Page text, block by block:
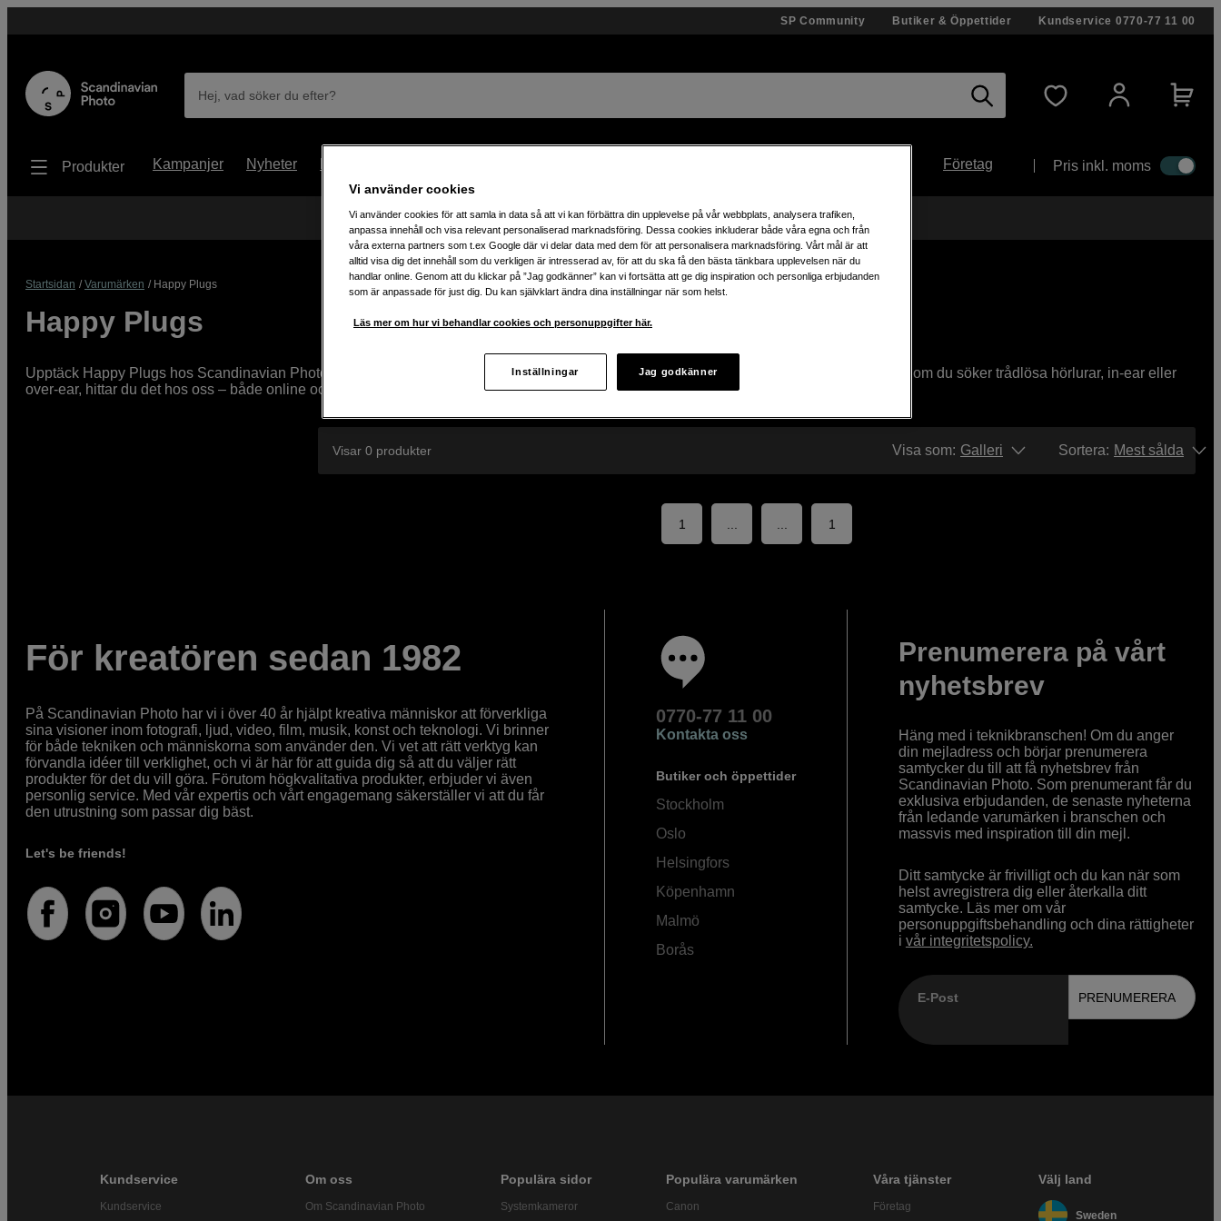
SP Community Butiker & Öppettider Kundservice 0770-77 11 00
Hej, vad söker du efter?
Produkter Kampanjer Nyheter Företag Pris inkl. moms
Startsidan Varumärken Happy Plugs
Happy Plugs
Upptäck Happy Plugs hos Scandinavian Photo! Trendiga och prisvärda hörlurar och ljudtillbehör med stilren skandinavisk design. Oavsett om du söker trådlösa hörlurar, in-ear eller
over-ear, hittar du det hos oss – både online och i butik.
Visar 0 produkter Visa som: Galleri Sortera: Mest sålda
1 1
För kreatören sedan 1982
På Scandinavian Photo har vi i över 40 år hjälpt kreativa människor att förverkliga
sina visioner inom fotografi, ljud, video, film, musik, konst och teknologi. Vi brinner
för både tekniken och människorna som använder den. Vi vet att rätt verktyg kan
förvandla idéer till verklighet, och vi är här för att guida dig så att du väljer rätt
produkter för det du vill göra. Förutom högkvalitativa produkter, erbjuder vi även
personlig service. Med vår expertis och vårt engagemang säkerställer vi att du får
den utrustning som passar dig bäst.
Let's be friends!
0770-77 11 00
Kontakta oss
Butiker och öppettider
Stockholm
Oslo
Helsingfors
Köpenhamn
Malmö
Borås
Prenumerera på vårt
nyhetsbrev
Häng med i teknikbranschen! Om du anger
din mejladress och börjar prenumerera
samtycker du till att få nyhetsbrev från
Scandinavian Photo. Som prenumerant får du
exklusiva erbjudanden, de senaste nyheterna
från ledande varumärken i branschen och
massvis med inspiration till din mejl.
Ditt samtycke är frivilligt och du kan när som
helst avregistrera dig eller återkalla ditt
samtycke. Läs mer om vår
personuppgiftsbehandling och dina rättigheter
i vår integritetspolicy.
E-Post PRENUMERERA
Kundservice
Kundservice
Om oss
Om Scandinavian Photo
Populära sidor
Systemkameror
Populära varumärken
Canon
Våra tjänster
Företag
Välj land
Sweden
Spara 25% på JBL Boombox – köp din idag!
Vi använder cookies
Vi använder cookies för att samla in data så att vi kan förbättra din upplevelse på vår webbplats, analysera trafiken,
anpassa innehåll och visa relevant personaliserad marknadsföring. Dessa cookies inkluderar både våra egna och från
våra externa partners som t.ex Google där vi delar data med dem för att personalisera marknadsföring. Vårt mål är att
alltid visa dig det innehåll som du verkligen är intresserad av, för att du ska få den bästa tänkbara upplevelsen när du
handlar online. Genom att du klickar på ”Jag godkänner” kan vi fortsätta att ge dig inspiration och personliga erbjudanden
som är anpassade för just dig. Du kan självklart ändra dina inställningar när som helst.
Läs mer om hur vi behandlar cookies och personuppgifter här.
Inställningar Jag godkänner